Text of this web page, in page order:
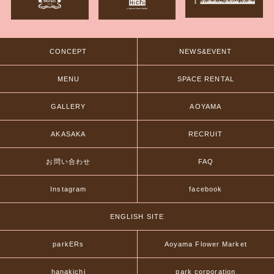
CONCEPT NEWS&EVENT
MENU SPACE RENTAL
GALLERY AOYAMA
AKASAKA RECRUIT
お問い合わせ FAQ
Instagram facebook
ENGLISH SITE
parkERs Aoyama Flower Market
hanakichi park corporation